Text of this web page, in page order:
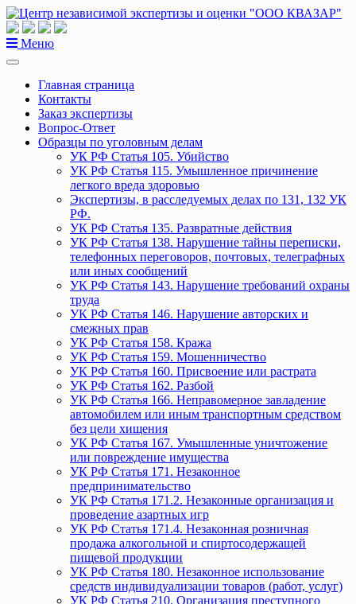
Перейти
к
содержанию
Меню
Главная страница
Контакты
Заказ экспертизы
Вопрос-Ответ
Образцы по уголовным делам
УК РФ Статья 105. Убийство
УК РФ Статья 115. Умышленное причинение
легкого вреда здоровью
Экспертизы, в расследуемых делах по 131, 132 УК
РФ.
УК РФ Статья 135. Развратные действия
УК РФ Статья 138. Нарушение тайны переписки,
телефонных переговоров, почтовых, телеграфных
или иных сообщений
УК РФ Статья 143. Нарушение требований охраны
труда
УК РФ Статья 146. Нарушение авторских и
смежных прав
УК РФ Статья 158. Кража
УК РФ Статья 159. Мошенничество
УК РФ Статья 160. Присвоение или растрата
УК РФ Статья 162. Разбой
УК РФ Статья 166. Неправомерное завладение
автомобилем или иным транспортным средством
без цели хищения
УК РФ Статья 167. Умышленные уничтожение
или повреждение имущества
УК РФ Статья 171. Незаконное
предпринимательство
УК РФ Статья 171.2. Незаконные организация и
проведение азартных игр
УК РФ Статья 171.4. Незаконная розничная
продажа алкогольной и спиртосодержащей
пищевой продукции
УК РФ Статья 180. Незаконное использование
средств индивидуализации товаров (работ, услуг)
УК РФ Статья 210. Организация преступного